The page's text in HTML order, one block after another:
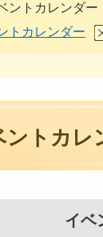
ントカレンダー
トカレンダー
ントカレ
イベ